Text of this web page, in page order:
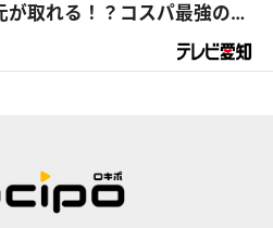
が取れる！？コスパ最強の秘
客の8割が注文!? 老舗洋食店
代田」の超意外な「裏メニュ